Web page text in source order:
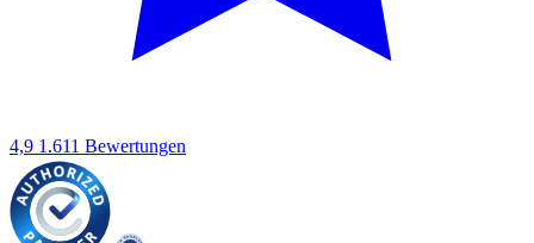
4,9 1.611 Bewertungen